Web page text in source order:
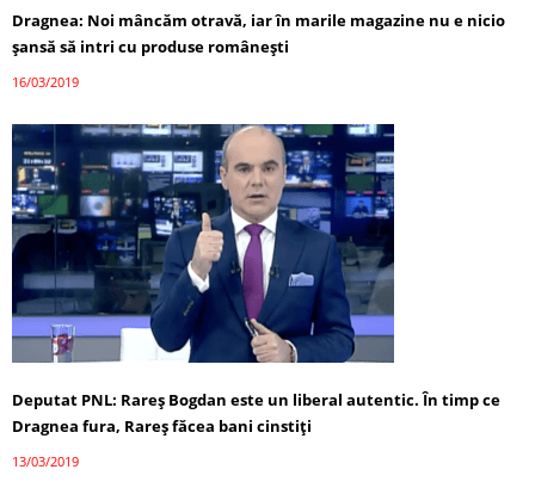
Dragnea: Noi mâncăm otravă, iar în marile magazine nu e nicio
şansă să intri cu produse româneşti
16/03/2019
Deputat PNL: Rareş Bogdan este un liberal autentic. În timp ce
Dragnea fura, Rareş făcea bani cinstiţi
13/03/2019